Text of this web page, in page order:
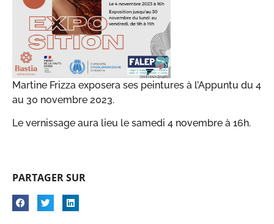
Martine Frizza exposera ses peintures à l’Appuntu du 4
au 30 novembre 2023.
Le vernissage aura lieu le samedi 4 novembre à 16h.
PARTAGER SUR